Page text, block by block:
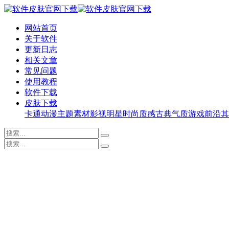
网站首页
关于软件
更新日志
相关文章
常见问题
使用教程
软件下载
皮肤下载
卡通动漫主题素材影视明星时尚质感古典气质游戏前沿